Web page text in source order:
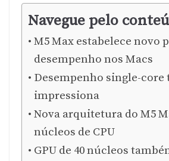
Navegue pelo
M5 Max estabelece novo
desempenho nos Macs
Desempenho single-core
impressiona
Nova arquitetura do M5
núcleos de CPU
GPU de 40 núcleos